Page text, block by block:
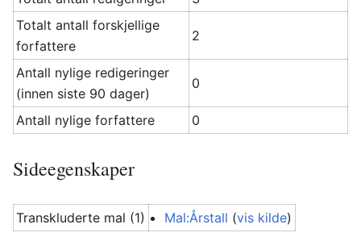
Totalt antall forskjellige
forfattere
2
Antall nylige redigeringer
(innen siste 90 dager)
0
Antall nylige forfattere 0
Sideegenskaper
Transkluderte mal (1) Mal:Årstall (vis kilde)